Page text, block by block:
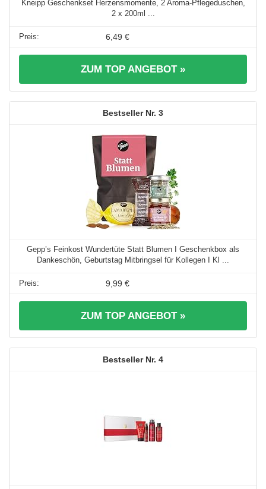
Kneipp Geschenkset Herzensmomente, 2 Aroma-Pflegeduschen,
2 x 200ml ...
6,49 €
ZUM TOP ANGEBOT »
3
Gepp’s Feinkost Wundertüte Statt Blumen I Geschenkbox als
Dankeschön, Geburtstag Mitbringsel für Kollegen I Kl ...
9,99 €
ZUM TOP ANGEBOT »
4